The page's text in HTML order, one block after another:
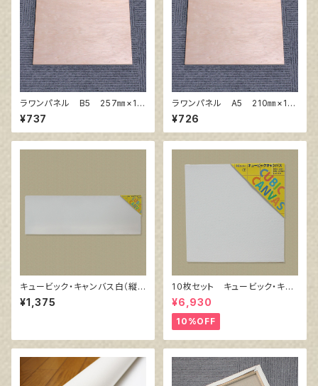
ラワンパネル B5 257㎜×18
2㎜
¥737
ラワンパネル A5 210㎜×14
8㎜
¥726
キュービック・キャンバス白（縦2
00㎜×横600㎜×厚38㎜）
¥1,375
1０枚セット キュービック・キャ
ンバス白（縦200㎜×横200㎜×
厚38㎜）
¥6,930
10%OFF